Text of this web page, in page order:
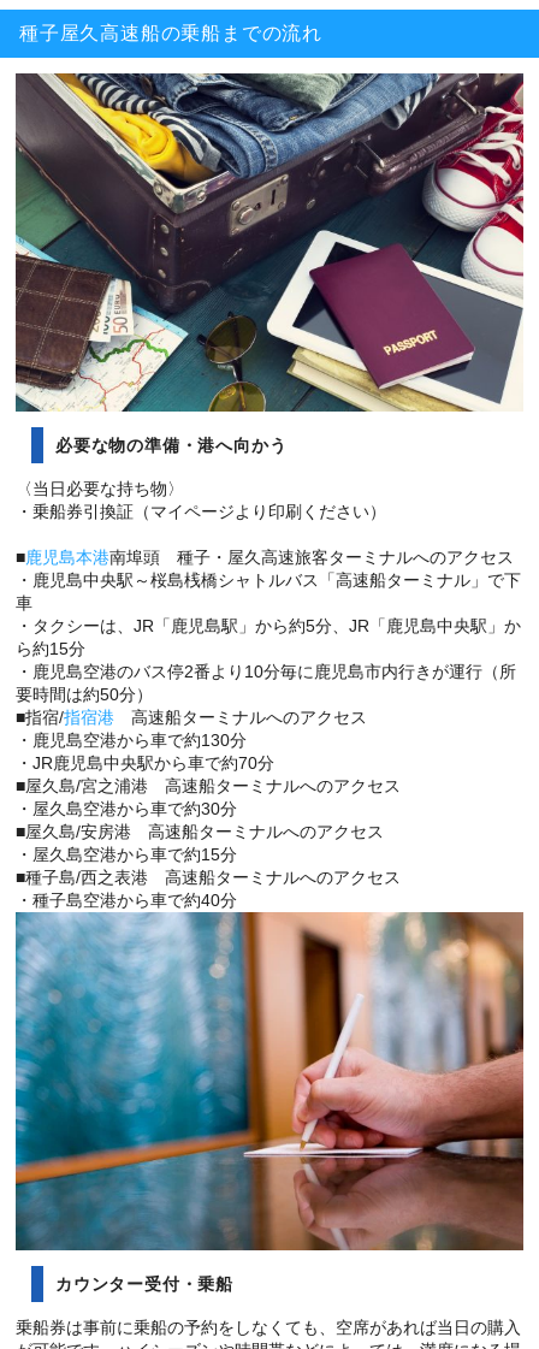
種子屋久高速船の乗船までの流れ
必要な物の準備・港へ向かう
〈当日必要な持ち物〉
・乗船券引換証（マイページより印刷ください）
■鹿児島本港南埠頭 種子・屋久高速旅客ターミナルへのアクセス
・鹿児島中央駅～桜島桟橋シャトルバス「高速船ターミナル」で下
車
・タクシーは、JR「鹿児島駅」から約5分、JR「鹿児島中央駅」か
ら約15分
・鹿児島空港のバス停2番より10分毎に鹿児島市内行きが運行（所
要時間は約50分）
■指宿/指宿港 高速船ターミナルへのアクセス
・鹿児島空港から車で約130分
・JR鹿児島中央駅から車で約70分
■屋久島/宮之浦港 高速船ターミナルへのアクセス
・屋久島空港から車で約30分
■屋久島/安房港 高速船ターミナルへのアクセス
・屋久島空港から車で約15分
■種子島/西之表港 高速船ターミナルへのアクセス
・種子島空港から車で約40分
カウンター受付・乗船
乗船券は事前に乗船の予約をしなくても、空席があれば当日の購入